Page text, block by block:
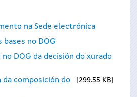
na Sede electrónica
bases no DOG
no DOG da decisión do xurado
da composición do
299.55 KB